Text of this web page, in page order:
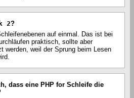
2?
auf einmal. Das ist bei
praktisch, sollte aber
werden, weil der Sprung beim Lesen
dass eine PHP for Schleife die